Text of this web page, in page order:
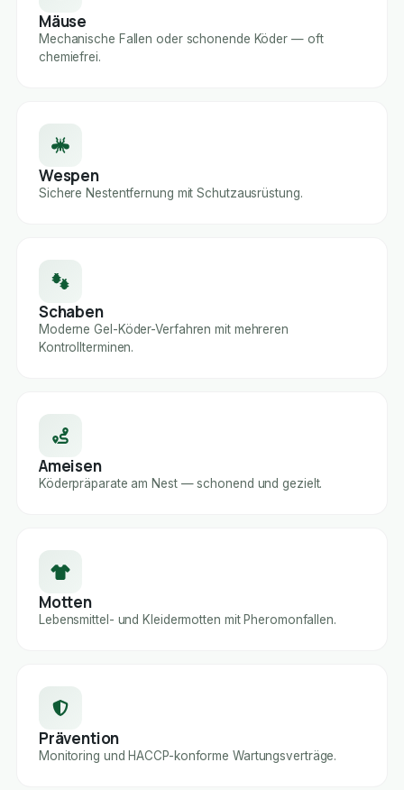
Mäuse
Mechanische Fallen oder schonende Köder — oft
chemiefrei.
Wespen
Sichere Nestentfernung mit Schutzausrüstung.
Schaben
Moderne Gel-Köder-Verfahren mit mehreren
Kontrollterminen.
Ameisen
Köderpräparate am Nest — schonend und gezielt.
Motten
Lebensmittel- und Kleidermotten mit Pheromonfallen.
Prävention
Monitoring und HACCP-konforme Wartungsverträge.